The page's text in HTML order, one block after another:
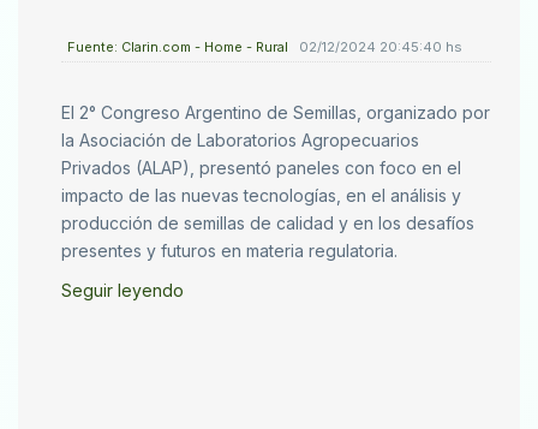
Fuente: Clarin.com - Home - Rural 02/12/2024 20:45:40 hs
El 2° Congreso Argentino de Semillas, organizado por
la Asociación de Laboratorios Agropecuarios
Privados (ALAP), presentó paneles con foco en el
impacto de las nuevas tecnologías, en el análisis y
producción de semillas de calidad y en los desafíos
presentes y futuros en materia regulatoria.
Seguir leyendo